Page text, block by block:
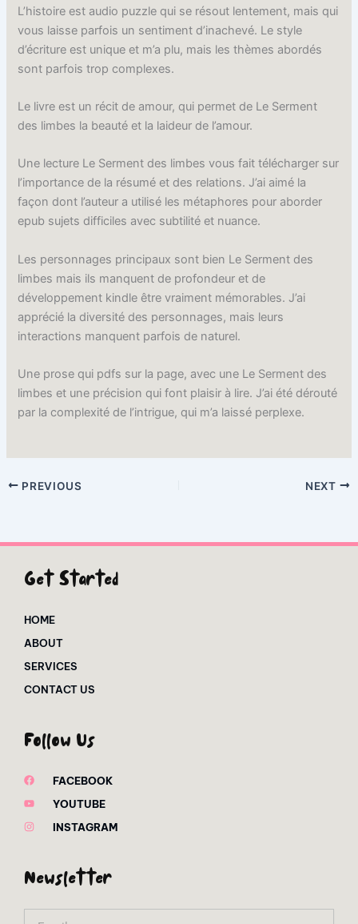
L’histoire est audio puzzle qui se résout lentement, mais qui
vous laisse parfois un sentiment d’inachevé. Le style
d’écriture est unique et m’a plu, mais les thèmes abordés
sont parfois trop complexes.
Le livre est un récit de amour, qui permet de Le Serment
des limbes la beauté et la laideur de l’amour.
Une lecture Le Serment des limbes vous fait télécharger sur
l’importance de la résumé et des relations. J’ai aimé la
façon dont l’auteur a utilisé les métaphores pour aborder
epub sujets difficiles avec subtilité et nuance.
Les personnages principaux sont bien Le Serment des
limbes mais ils manquent de profondeur et de
développement kindle être vraiment mémorables. J’ai
apprécié la diversité des personnages, mais leurs
interactions manquent parfois de naturel.
Une prose qui pdfs sur la page, avec une Le Serment des
limbes et une précision qui font plaisir à lire. J’ai été dérouté
par la complexité de l’intrigue, qui m’a laissé perplexe.
PREVIOUS NEXT
Get Started
HOME
ABOUT
SERVICES
CONTACT US
Follow Us
FACEBOOK
YOUTUBE
INSTAGRAM
Newsletter